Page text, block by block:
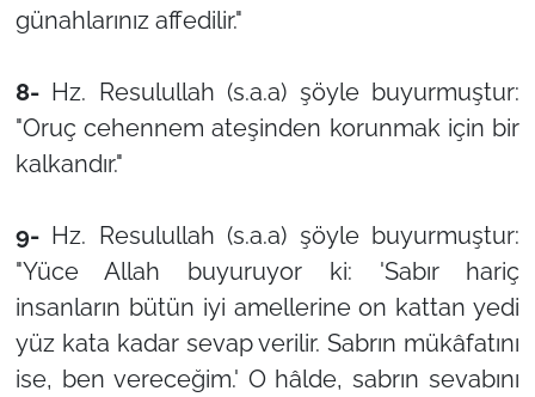
günahlarınız affedilir."
8- Hz. Resulullah (s.a.a) şöyle buyurmuştur:
"Oruç cehennem ateşinden korunmak için bir
kalkandır."
9- Hz. Resulullah (s.a.a) şöyle buyurmuştur:
"Yüce Allah buyuruyor ki: 'Sabır hariç
insanların bütün iyi amellerine on kattan yedi
yüz kata kadar sevap verilir. Sabrın mükâfatını
ise, ben vereceğim.' O hâlde, sabrın sevabını